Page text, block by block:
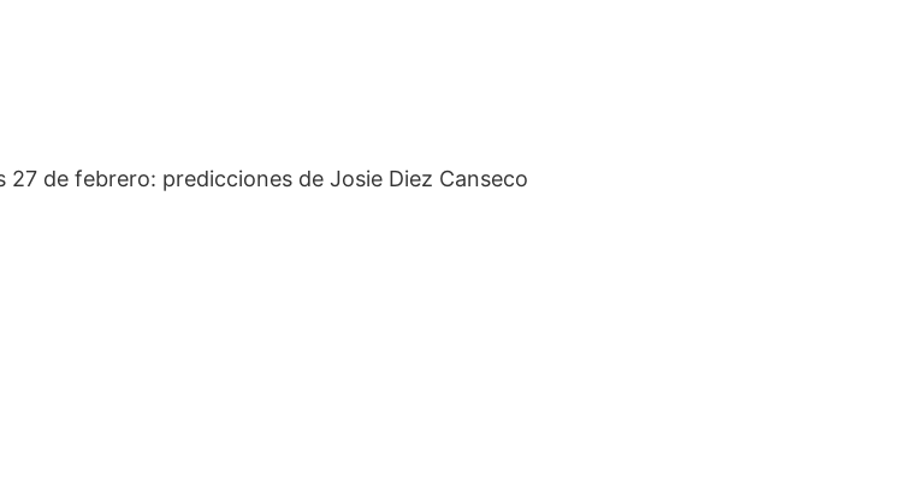
27 de febrero: predicciones de Josie Diez Canseco